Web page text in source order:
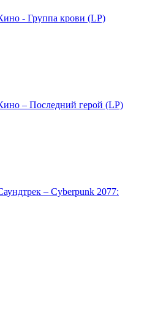
- Группа крови (LP)
– Последний герой (LP)
– Cyberpunk 2077: